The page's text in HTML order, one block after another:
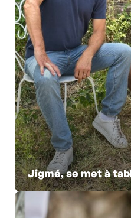
Jigmé, se met à